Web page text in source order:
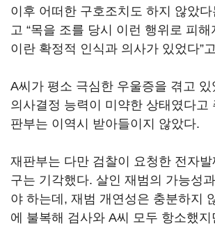
이후 어떠한 구호조치도 하지 않았
고 “목을 조를 당시 이런 행위로 피해
이란 확정적 인식과 의사가 있었다”
A씨가 평소 극심한 우울증을 겪고 있
의사결정 능력이 미약한 상태였다고
판부는 이역시 받아들이지 않았다.
재판부는 다만 검찰이 요청한 전자
구는 기각했다. 살인 재범의 가능성
야 하는데, 재범 개연성은 충분하지
에 불복해 검사와 A씨 모두 항소했지